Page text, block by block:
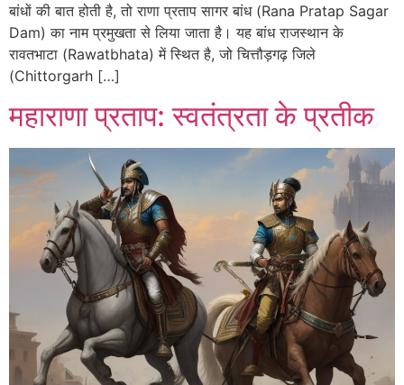
बांधों की बात होती है, तो राणा प्रताप सागर बांध (Rana Pratap Sagar
Dam) का नाम प्रमुखता से लिया जाता है। यह बांध राजस्थान के
रावतभाटा (Rawatbhata) में स्थित है, जो चित्तौड़गढ़ जिले
(Chittorgarh […]
महाराणा प्रताप: स्वतंत्रता के प्रतीक